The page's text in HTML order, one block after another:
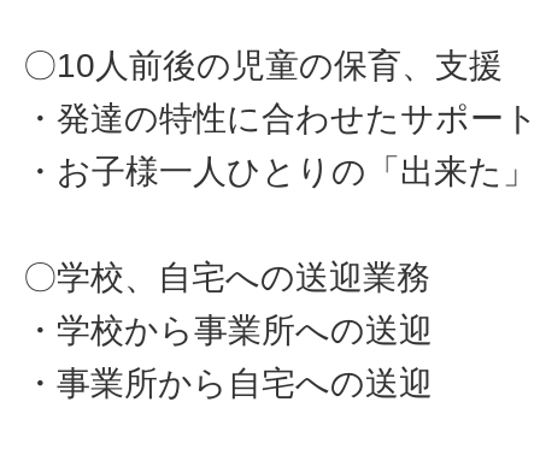
〇10人前後の児童の保育、支援
・発達の特性に合わせたサポート
・お子様一人ひとりの「出来た
〇学校、自宅への送迎業務
・学校から事業所への送迎
・事業所から自宅への送迎